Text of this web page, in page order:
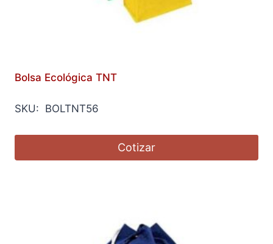
Bolsa Ecológica TNT
SKU: BOLTNT56
Cotizar